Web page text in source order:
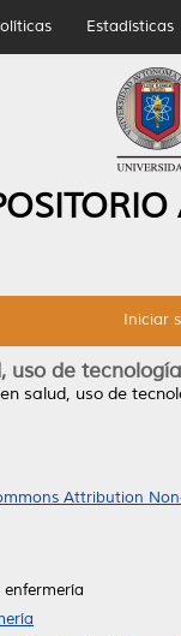
Estadísticas
Iniciar
uso de
salud, uso de
Attribution